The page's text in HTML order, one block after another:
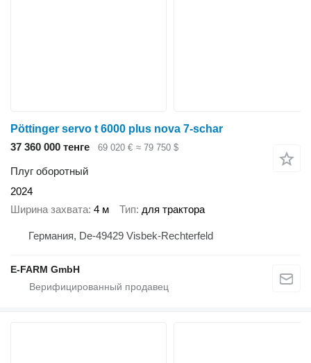
Pöttinger servo t 6000 plus nova 7-schar
37 360 000 тенге
69 020 € ≈ 79 750 $
Плуг оборотный
2024
Ширина захвата 4 м Тип для трактора
Германия, De-49429 Visbek-Rechterfeld
E-FARM GmbH